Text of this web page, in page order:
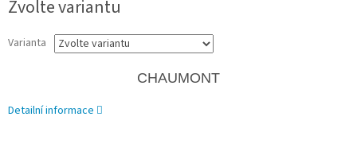
cena:
Zvolte variantu
Varianta
CHAUMONT
Detailní informace